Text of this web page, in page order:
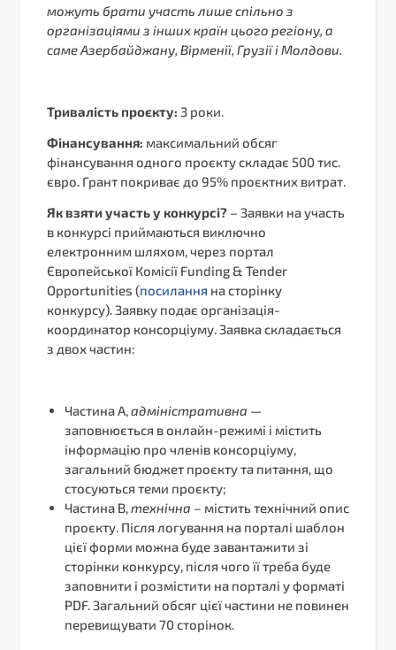
можуть брати участь лише спільно з
організаціями з інших країн цього регіону, а
саме Азербайджану, Вірменії, Грузії і Молдови.
Тривалість проєкту: 3 роки.
Фінансування: максимальний обсяг
фінансування одного проєкту складає 500 тис.
євро. Грант покриває до 95% проєктних витрат.
Як взяти участь у конкурсі? – Заявки на участь
в конкурсі приймаються виключно
електронним шляхом, через портал
Європейської Комісії Funding & Tender
Opportunities (посилання на сторінку
конкурсу). Заявку подає організація-
координатор консорціуму. Заявка складається
з двох частин:
Частина А, адміністративна —
заповнюється в онлайн-режимі і містить
інформацію про членів консорціуму,
загальний бюджет проєкту та питання, що
стосуються теми проєкту;
Частина В, технічна – містить технічний опис
проєкту. Після логування на порталі шаблон
цієї форми можна буде завантажити зі
сторінки конкурсу, після чого її треба буде
заповнити і розмістити на порталі у форматі
PDF. Загальний обсяг цієї частини не повинен
перевищувати 70 сторінок.